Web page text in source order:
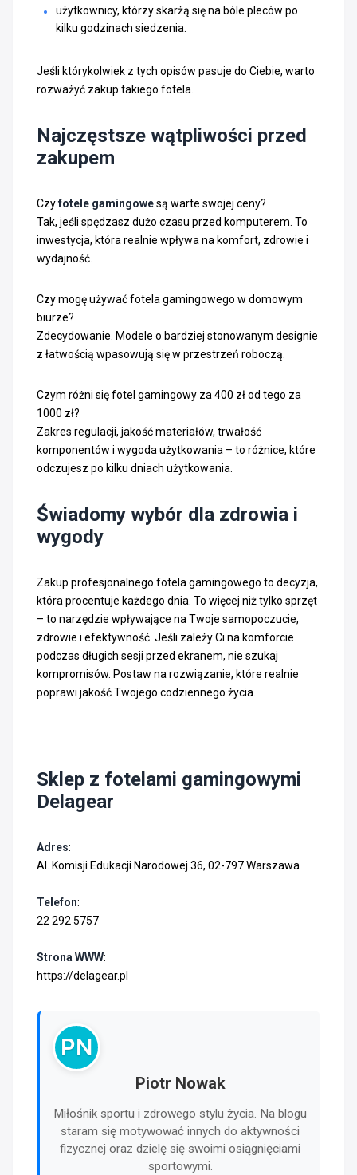
użytkownicy, którzy skarżą się na bóle pleców po
kilku godzinach siedzenia.
Jeśli którykolwiek z tych opisów pasuje do Ciebie, warto
rozważyć zakup takiego fotela.
Najczęstsze wątpliwości przed
zakupem
Czyfotele gamingowesą warte swojej ceny?
Tak, jeśli spędzasz dużo czasu przed komputerem. To
inwestycja, która realnie wpływa na komfort, zdrowie i
wydajność.
Czy mogę używać fotela gamingowego w domowym
biurze?
Zdecydowanie. Modele o bardziej stonowanym designie
z łatwością wpasowują się w przestrzeń roboczą.
Czym różni się fotel gamingowy za 400 zł od tego za
1000 zł?
Zakres regulacji, jakość materiałów, trwałość
komponentów i wygoda użytkowania – to różnice, które
odczujesz po kilku dniach użytkowania.
Świadomy wybór dla zdrowia i
wygody
Zakup profesjonalnego fotela gamingowego to decyzja,
która procentuje każdego dnia. To więcej niż tylko sprzęt
– to narzędzie wpływające na Twoje samopoczucie,
zdrowie i efektywność. Jeśli zależy Ci na komforcie
podczas długich sesji przed ekranem, nie szukaj
kompromisów. Postaw na rozwiązanie, które realnie
poprawi jakość Twojego codziennego życia.
Sklep z fotelami gamingowymi
Delagear
Adres:
Al. Komisji Edukacji Narodowej 36, 02-797 Warszawa
Telefon:
22 292 5757
Strona WWW:
https://delagear.pl
PN
Piotr Nowak
Miłośnik sportu i zdrowego stylu życia. Na blogu
staram się motywować innych do aktywności
fizycznej oraz dzielę się swoimi osiągnięciami
sportowymi.